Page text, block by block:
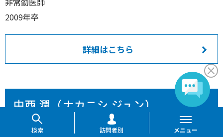
2009年卒
詳細はこちら
中西 潤（ナカニシ ジュン）
検索 訪問者別 メニュー